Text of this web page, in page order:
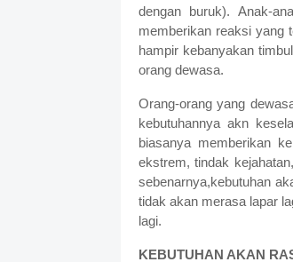
dengan buruk). Anak-
memberikan reaksi yang
hampir kebanyakan
orang dewasa.
Orang-orang yang
kebutuhannya akn
biasanya memberikan
ekstrem, tindak
sebenarnya,kebutuhan
tidak akan merasa lapar
lagi.
KEBUTUHAN AKAN